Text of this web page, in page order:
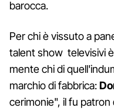
barocca.
Per chi è vissuto a
talent show televisivi
mente chi di
marchio di fabbrica:
cerimonie", il fu patron